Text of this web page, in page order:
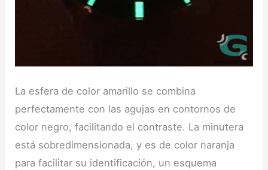
La esfera de color amarillo se combina
perfectamente con las agujas en contornos de
color negro, facilitando el contraste. La minutera
está sobredimensionada, y es de color naranja
para facilitar su identificación, un esquema